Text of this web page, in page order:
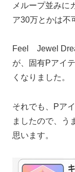
メループ並みに
ア30万とかは不
Feel Jewel
が、固有Pアイ
くなりました。
それでも、Pア
ましたので、う
思います。